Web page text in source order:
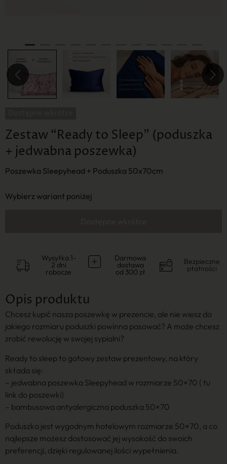
Zestaw “Ready to Sleep” (poduszka
+ jedwabna poszewka)
Poszewka Sleepyhead + Poduszka 50x70cm
Wybierz wariant poniżej
Wysyłka 1-
2 dni
robocze
Darmowa
dostawa
od 300 zł
Bezpieczne
płatności
Opis produktu
Chcesz kupić nasza poszewkę w prezencie, ale nie wiesz do
jakiego rozmiaru poduszki powinna pasować? A może chcesz
zrobić rewolucję w swojej sypialni?
Ready to sleep to gotowy zestaw prezentowy, na który
składa się:
– jedwabna poszewka Sleepyhead w rozmiarze 50×70 ( tu
link do poszewki)
– bambusowa antyalergiczna poduszka 50×70
Poduszka jest wygodnym hotelowym rozmiarze 50×70, a co
najlepsze możesz dostosować jej wysokość do swoich
preferencji, dzięki regulowanej ilości wypełnienia.